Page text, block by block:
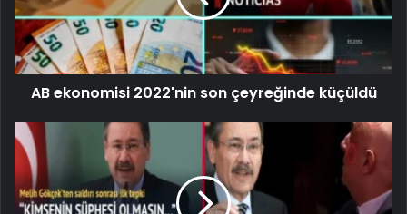
AB ekonomisi 2022'nin son çeyreğinde küçüldü